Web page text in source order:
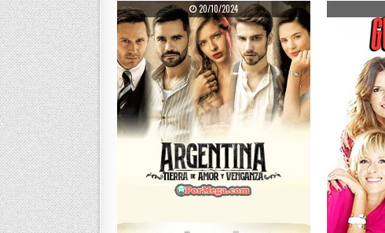
PUBLISHED DATE:
20/10/2024